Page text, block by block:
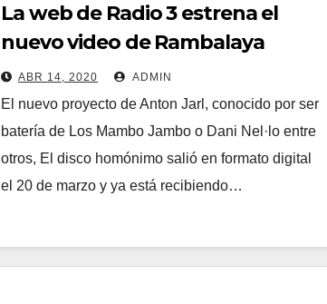
La web de Radio 3 estrena el
nuevo video de Rambalaya
ABR 14, 2020 ADMIN
El nuevo proyecto de Anton Jarl, conocido por ser
batería de Los Mambo Jambo o Dani Nel·lo entre
otros, El disco homónimo salió en formato digital
el 20 de marzo y ya está recibiendo…